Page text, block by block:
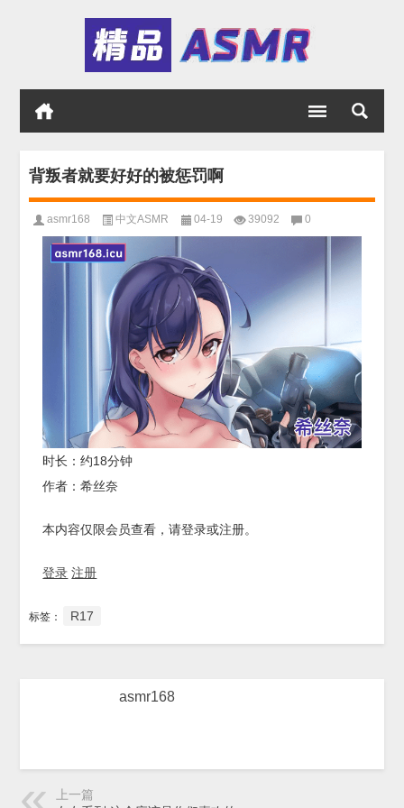
背叛者就要好好的被惩罚啊
asmr168 中文ASMR 04-19 39092 0
时长：约18分钟
作者：希丝奈
本内容仅限会员查看，请登录或注册。
登录 注册
标签： R17
asmr168
上一篇